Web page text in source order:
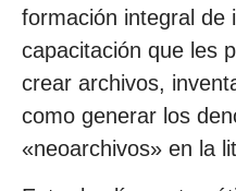
formación integral de
capacitación que les
crear archivos,
como generar los
«neoarchivos» en la